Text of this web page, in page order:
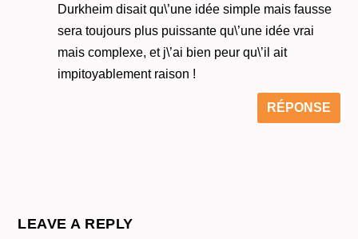
Durkheim disait qu\’une idée simple mais fausse
sera toujours plus puissante qu\’une idée vrai
mais complexe, et j\’ai bien peur qu\’il ait
impitoyablement raison !
RÉPONSE
LEAVE A REPLY